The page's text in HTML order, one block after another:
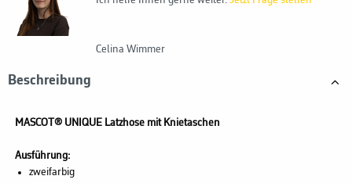
Celina Wimmer
Beschreibung
MASCOT® UNIQUE Latzhose mit Knietaschen
Ausführung:
zweifarbig